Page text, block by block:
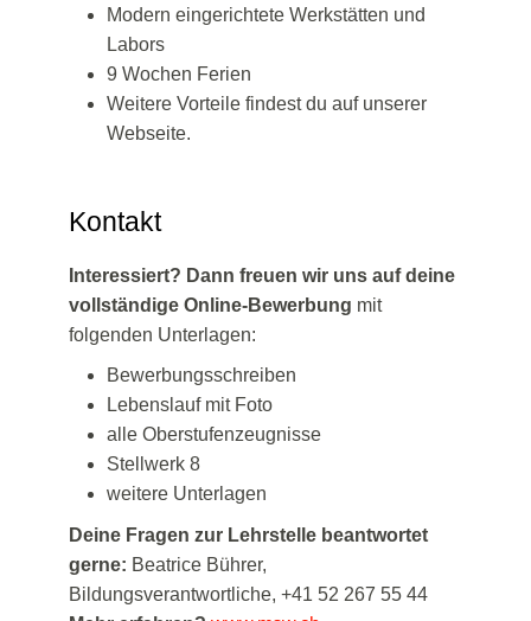
Modern eingerichtete Werkstätten und
Labors
9 Wochen Ferien
Weitere Vorteile findest du auf unserer
Webseite.
Kontakt
Interessiert? Dann freuen wir uns auf deine
vollständige Online-Bewerbung mit
folgenden Unterlagen:
Bewerbungsschreiben
Lebenslauf mit Foto
alle Oberstufenzeugnisse
Stellwerk 8
weitere Unterlagen
Deine Fragen zur Lehrstelle beantwortet
gerne: Beatrice Bührer,
Bildungsverantwortliche, +41 52 267 55 44